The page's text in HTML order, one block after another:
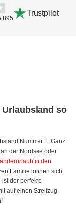
Trustpilot
so
Nummer 1. Ganz
der Nordsee oder
in den
Familie lohnen sich.
der perfekte
auf einen Streifzug